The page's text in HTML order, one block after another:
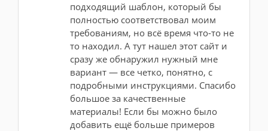
подходящий шаблон, который бы
полностью соответствовал моим
требованиям, но всё время что-то не
то находил. А тут нашел этот сайт и
сразу же обнаружил нужный мне
вариант — все четко, понятно, с
подробными инструкциями. Спасибо
большое за качественные
материалы! Если бы можно было
добавить ещё больше примеров